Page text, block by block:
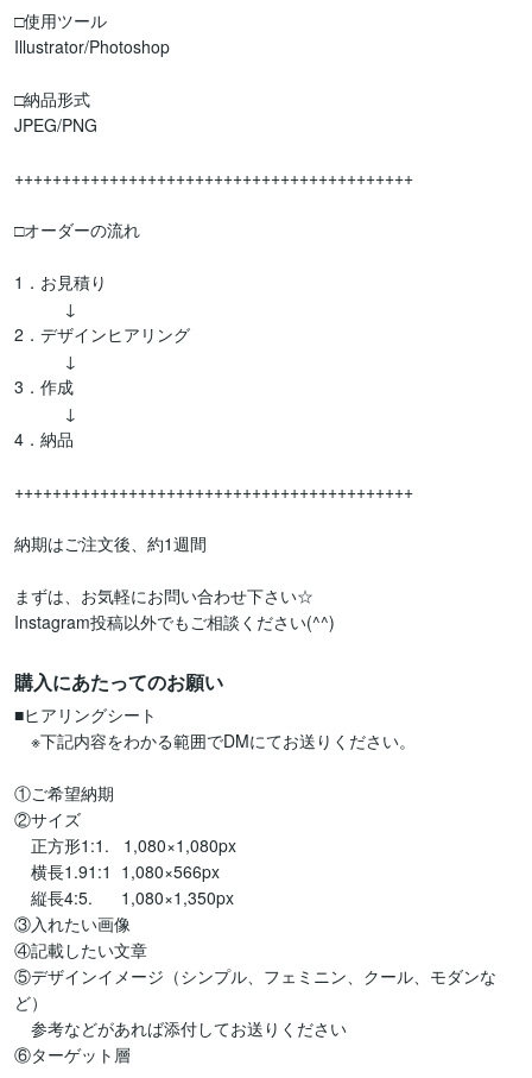
□使用ツール
Illustrator/Photoshop
□納品形式
JPEG/PNG
++++++++++++++++++++++++++++++++++++++++++
□オーダーの流れ
1．お見積り
↓
2．デザインヒアリング
↓
3．作成
↓
4．納品
++++++++++++++++++++++++++++++++++++++++++
納期はご注文後、約1週間
まずは、お気軽にお問い合わせ下さい☆
Instagram投稿以外でもご相談ください(^^)
購入にあたってのお願い
■ヒアリングシート
※下記内容をわかる範囲でDMにてお送りください。
①ご希望納期
②サイズ
正方形1:1.   1,080×1,080px
横長1.91:1  1,080×566px
縦長4:5.      1,080×1,350px
③入れたい画像
④記載したい文章
⑤デザインイメージ（シンプル、フェミニン、クール、モダンな
ど）
参考などがあれば添付してお送りください
⑥ターゲット層